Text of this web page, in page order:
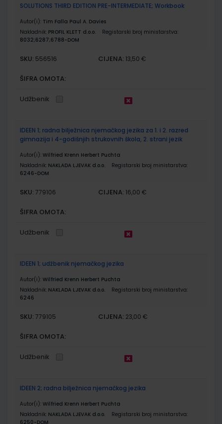
SOLUTIONS THIRD EDITION PRE-INTERMEDIATE; Workbook
Autor(i): Tim Falla Paul A. Davies
Nakladnik: PROFIL KLETT d.o.o.
Registarski broj ministarstva:
8032;6287;6788-DOM
SKU: 556516 CIJENA: 13,50 €
ŠIFRA OMOTA:
Udžbenik
IDEEN 1; radna bilježnica njemačkog jezika za 1. i 2. razred
gimnazija i 4-godišnjih strukovnih škola, 2. strani jezik
Autor(i): Wilfried Krenn Herbert Puchta
Nakladnik: NAKLADA LJEVAK d.o.o.
Registarski broj ministarstva:
6246-DOM
SKU: 779106 CIJENA: 16,00 €
ŠIFRA OMOTA:
Udžbenik
IDEEN 1; udžbenik njemačkog jezika
Autor(i): Wilfried Krenn Herbert Puchta
Nakladnik: NAKLADA LJEVAK d.o.o.
Registarski broj ministarstva:
6246
SKU: 779105 CIJENA: 23,00 €
ŠIFRA OMOTA:
Udžbenik
IDEEN 2; radna bilježnica njemačkog jezika
Autor(i): Wilfried Krenn Herbert Puchta
Nakladnik: NAKLADA LJEVAK d.o.o.
Registarski broj ministarstva:
6250-DOM